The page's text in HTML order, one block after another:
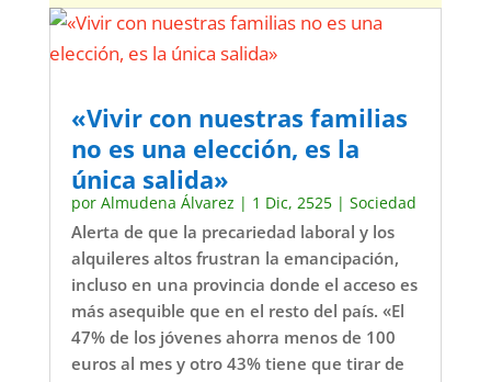
«Vivir con nuestras familias
no es una elección, es la
única salida»
por Almudena Álvarez | 1 Dic, 2525| Sociedad
Alerta de que la precariedad laboral y los
alquileres altos frustran la emancipación,
incluso en una provincia donde el acceso es
más asequible que en el resto del país. «El
47% de los jóvenes ahorra menos de 100
euros al mes y otro 43% tiene que tirar de